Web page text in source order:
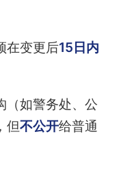
在变更后15日内
（如警务处、公
但不公开给普通